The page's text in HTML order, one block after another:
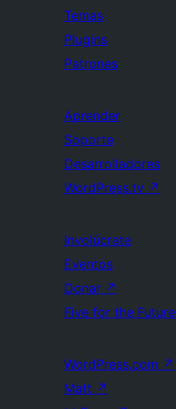
Temas
Plugins
Patrones
Aprender
Soporte
Desarrolladores
WordPress.tv ↗
Involúcrate
Eventos
Donar ↗
Five for the Future
WordPress.com ↗
Matt ↗